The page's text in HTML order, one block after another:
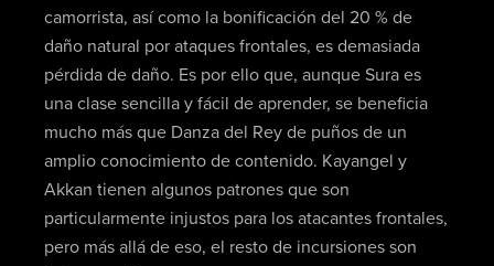
camorrista, así como la bonificación del 20 % de
daño natural por ataques frontales, es demasiada
pérdida de daño. Es por ello que, aunque Sura es
una clase sencilla y fácil de aprender, se beneficia
mucho más que Danza del Rey de puños de un
amplio conocimiento de contenido. Kayangel y
Akkan tienen algunos patrones que son
particularmente injustos para los atacantes frontales,
pero más allá de eso, el resto de incursiones son